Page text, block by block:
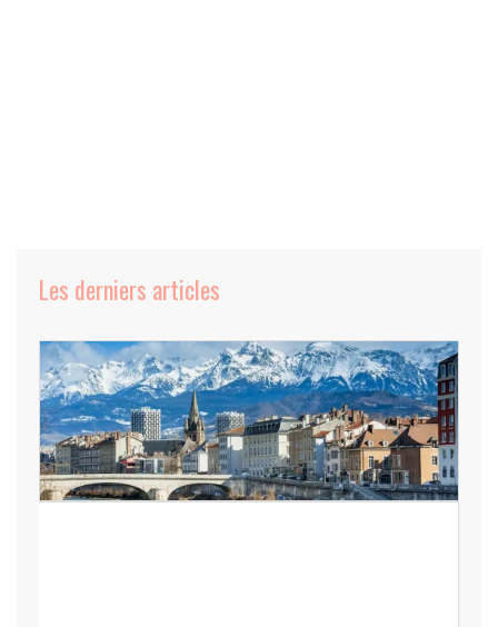
Les derniers articles